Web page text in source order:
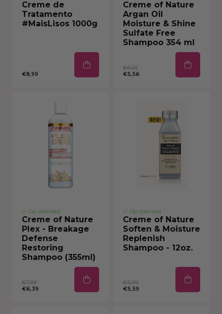
Creme de
Tratamento
#MaisLisos 1000g
€8,99
Creme of Nature
Argan Oil
Moisture & Shine
Sulfate Free
Shampoo 354 ml
€6,95
€5,56
Op voorraad
Creme of Nature
Plex - Breakage
Defense
Restoring
Shampoo (355ml)
€7,99
€6,39
Op voorraad
Creme of Nature
Soften & Moisture
Replenish
Shampoo - 12oz.
€6,99
€5,59